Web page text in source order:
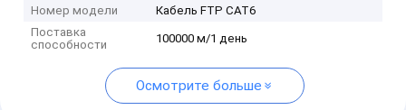
Номер модели
Кабель FTP CAT6
Поставка
способности
100000 м/1 день
Осмотрите больше